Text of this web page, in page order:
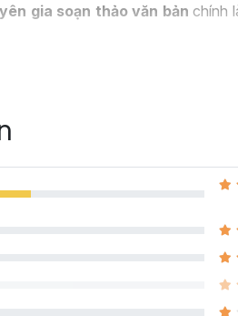
gia soạn thảo văn bản chính
WORD
quan trọng trong nhiều ngành
ích để soạn thảo, biên tập tài
cao:
nghề khác nhau như luật, kế
Word, người dùng có thể tạo ra
liệu giáo dục, bài kiểm tra và hợp
cung cấp các tính năng cho